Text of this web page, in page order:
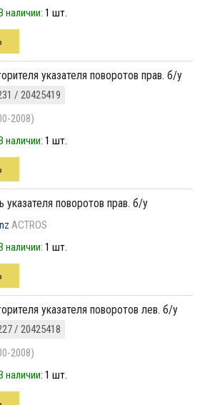
В наличии: 1 шт.
указателя поворотов прав. б/у
/ 20425419
2008)
В наличии: 1 шт.
указателя поворотов прав. б/у
ACTROS
В наличии: 1 шт.
указателя поворотов лев. б/у
/ 20425418
2008)
В наличии: 1 шт.